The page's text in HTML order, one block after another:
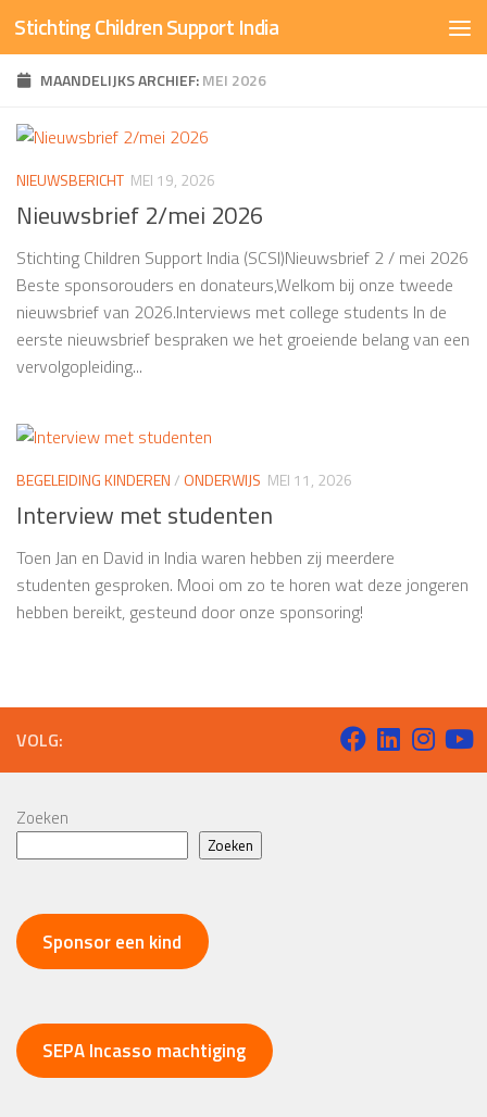
Doorgaan naar inhoud
Stichting Children Support India
MAANDELIJKS ARCHIEF:MEI 2026
NIEUWSBERICHT MEI 19, 2026
Nieuwsbrief 2/mei 2026
Stichting Children Support India (SCSI)Nieuwsbrief 2 / mei 2026
Beste sponsorouders en donateurs,Welkom bij onze tweede
nieuwsbrief van 2026.Interviews met college students In de
eerste nieuwsbrief bespraken we het groeiende belang van een
vervolgopleiding...
BEGELEIDING KINDEREN/ ONDERWIJS MEI 11, 2026
Interview met studenten
Toen Jan en David in India waren hebben zij meerdere
studenten gesproken. Mooi om zo te horen wat deze jongeren
hebben bereikt, gesteund door onze sponsoring!
VOLG:
Zoeken
Zoeken
Sponsor een kind
SEPA Incasso machtiging